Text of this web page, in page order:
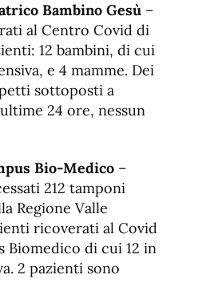
Bambino Gesù –
al Centro Covid di
12 bambini, di cui
e 4 mamme. Dei
sottoposti a
24 ore, nessun
Bio-Medico –
212 tamponi
Regione Valle
ricoverati al Covid
Biomedico di cui 12 in
2 pazienti sono